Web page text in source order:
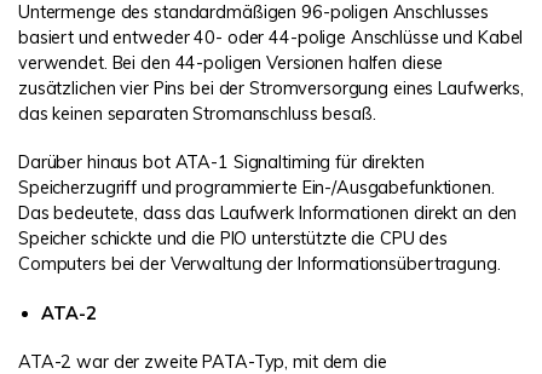
Untermenge des standardmäßigen 96-poligen Anschlusses
basiert und entweder 40- oder 44-polige Anschlüsse und Kabel
verwendet. Bei den 44-poligen Versionen halfen diese
zusätzlichen vier Pins bei der Stromversorgung eines Laufwerks,
das keinen separaten Stromanschluss besaß.
Darüber hinaus bot ATA-1 Signaltiming für direkten
Speicherzugriff und programmierte Ein-/Ausgabefunktionen.
Das bedeutete, dass das Laufwerk Informationen direkt an den
Speicher schickte und die PIO unterstützte die CPU des
Computers bei der Verwaltung der Informationsübertragung.
ATA-2
ATA-2 war der zweite PATA-Typ, mit dem die